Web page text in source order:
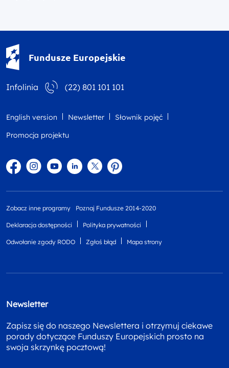
Fundusze Europejskie
Infolinia (22) 801 101 101
English version Newsletter
Słownik pojęć
Promocja projektu
FacebookInstagram
YouTubeLinkedintwitterPinterest
Zobacz inne programy Poznaj Fundusze 2014-2020
Deklaracja dostępności Polityka prywatności
Odwołanie zgody RODO Zgłoś błąd Mapa strony
Newsletter
Zapisz się do naszego Newslettera i otrzymuj ciekawe
porady dotyczące Funduszy Europejskich prosto na
swoja skrzynkę pocztową!